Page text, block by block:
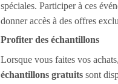
spéciales. Participer à ces
donner accès à des offres
Profiter des échantillons
Lorsque vous faites vos
échantillons gratuits sont